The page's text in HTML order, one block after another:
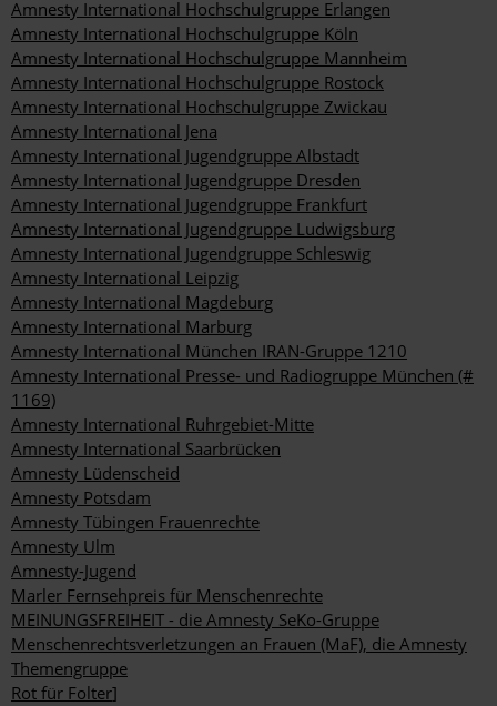
Amnesty International Hochschulgruppe Erlangen
Amnesty International Hochschulgruppe Köln
Amnesty International Hochschulgruppe Mannheim
Amnesty International Hochschulgruppe Rostock
Amnesty International Hochschulgruppe Zwickau
Amnesty International Jena
Amnesty International Jugendgruppe Albstadt
Amnesty International Jugendgruppe Dresden
Amnesty International Jugendgruppe Frankfurt
Amnesty International Jugendgruppe Ludwigsburg
Amnesty International Jugendgruppe Schleswig
Amnesty International Leipzig
Amnesty International Magdeburg
Amnesty International Marburg
Amnesty International München IRAN-Gruppe 1210
Amnesty International Presse- und Radiogruppe München (#
1169)
Amnesty International Ruhrgebiet-Mitte
Amnesty International Saarbrücken
Amnesty Lüdenscheid
Amnesty Potsdam
Amnesty Tübingen Frauenrechte
Amnesty Ulm
Amnesty-Jugend
Marler Fernsehpreis für Menschenrechte
MEINUNGSFREIHEIT - die Amnesty SeKo-Gruppe
Menschenrechtsverletzungen an Frauen (MaF), die Amnesty
Themengruppe
Rot für Folter]